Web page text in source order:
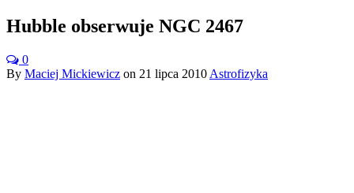
Hubble obserwuje NGC 2467
0
By Maciej Mickiewicz on 21 lipca 2010 Astrofizyka